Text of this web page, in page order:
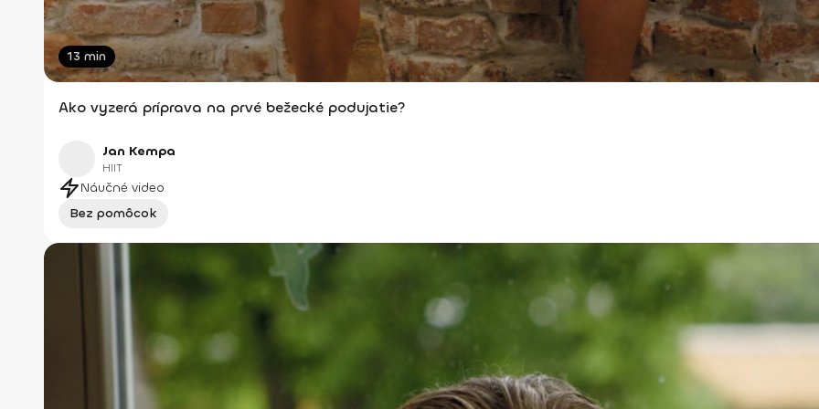
13 min
Ako vyzerá príprava na prvé bežecké podujatie?
Jan Kempa
HIIT
Náučné video
Bez pomôcok